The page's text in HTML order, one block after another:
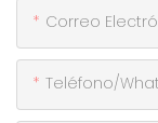
Correo
Teléfono/